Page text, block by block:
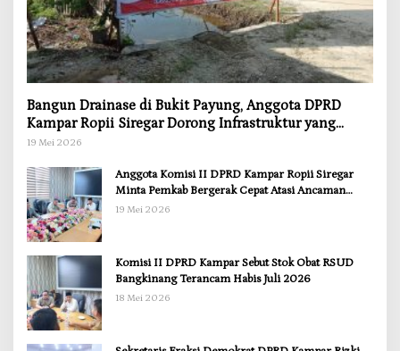
Bangun Drainase di Bukit Payung, Anggota DPRD
Kampar Ropii Siregar Dorong Infrastruktur yang
Menyentuh Kebutuhan Dasar
19 Mei 2026
Anggota Komisi II DPRD Kampar Ropii Siregar
Minta Pemkab Bergerak Cepat Atasi Ancaman
Kekosongan Obat demi Wujudkan Kampar Dihati
19 Mei 2026
Komisi II DPRD Kampar Sebut Stok Obat RSUD
Bangkinang Terancam Habis Juli 2026
18 Mei 2026